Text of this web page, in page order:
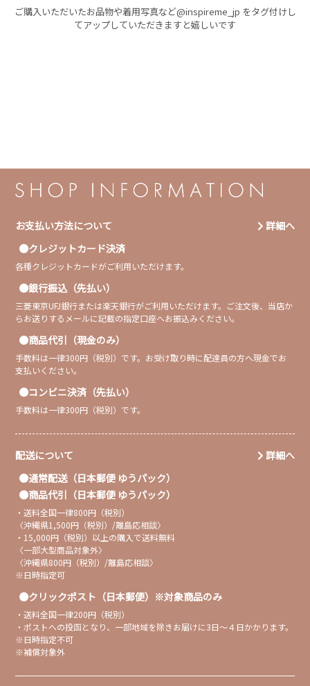
ご購入いただいたお品物や着用写真など@inspireme_jp をタグ付けし
てアップしていただきますと嬉しいです
お支払い方法について
詳細へ
クレジットカード決済
各種クレジットカードがご利用いただけます。
銀行振込（先払い）
三菱東京UFJ銀行または楽天銀行がご利用いただけます。ご注文後、当店か
らお送りするメールに記載の指定口座へお振込みください。
商品代引（現金のみ）
手数料は一律300円（税別）です。お受け取り時に配達員の方へ現金でお
支払いください。
コンビニ決済（先払い）
手数料は一律300円（税別）です。
配送について
詳細へ
通常配送（日本郵便 ゆうパック）
商品代引（日本郵便 ゆうパック）
・送料全国一律800円（税別）
〈沖縄県1,500円（税別）/離島応相談〉
・15,000円（税別）以上の購入で送料無料
〈一部大型商品対象外〉
〈沖縄県800円（税別）/離島応相談〉
※日時指定可
クリックポスト（日本郵便）※対象商品のみ
・送料全国一律200円（税別）
・ポストへの投函となり、一部地域を除きお届けに3日〜４日かかります。
※日時指定不可
※補償対象外